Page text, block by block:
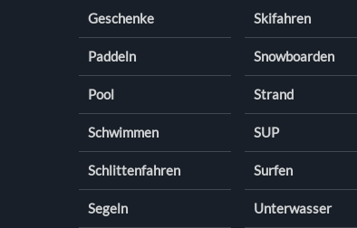
Geschenke
Paddeln
Pool
Schwimmen
Schlittenfahren
Segeln
Skifahren
Snowboarden
Strand
SUP
Surfen
Unterwasser